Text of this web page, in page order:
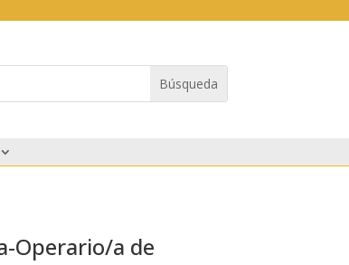
Operario/a de